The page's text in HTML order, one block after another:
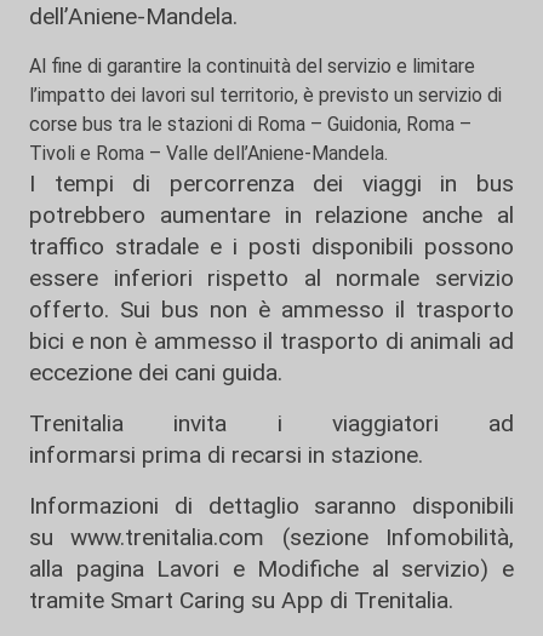
dell’Aniene-Mandela.
Al fine di garantire la continuità del servizio e limitare
l’impatto dei lavori sul territorio, è previsto un servizio di
corse bus tra le stazioni di Roma – Guidonia, Roma –
Tivoli e Roma – Valle dell’Aniene-Mandela.
I tempi di percorrenza dei viaggi in bus
potrebbero aumentare in relazione anche al
traffico stradale e i posti disponibili possono
essere inferiori rispetto al normale servizio
offerto. Sui bus non è ammesso il trasporto
bici e non è ammesso il trasporto di animali ad
eccezione dei cani guida.
Trenitalia invita i viaggiatori ad
informarsi prima di recarsi in stazione.
Informazioni di dettaglio saranno disponibili
suwww.trenitalia.com (sezione Infomobilità,
alla pagina Lavori e Modifiche al servizio) e
tramite Smart Caring su App di Trenitalia.